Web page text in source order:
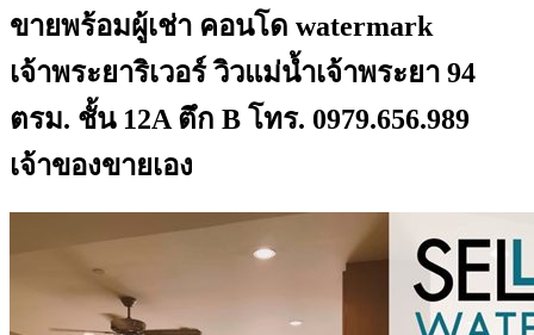
ขายพร้อมผู้เช่า คอนโด watermark
เจ้าพระยาริเวอร์ วิวแม่น้ำเจ้าพระยา 94
ตรม. ชั้น 12A ตึก B โทร. 0979.656.989
เจ้าของขายเอง